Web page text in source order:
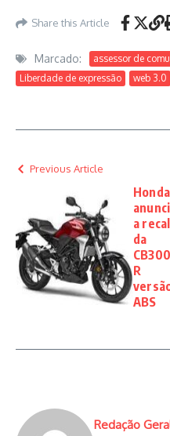
Share this Article
Marcado: assessor de
Liberdade de expressão
web 3.0
Previous Article
Honda
anunci
a recall
da
CB300
R
ABS
Redação